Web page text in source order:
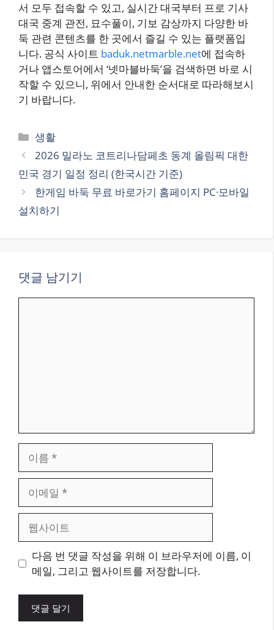
서 모두 접속할 수 있고, 실시간 대국부터 프로 기사
대국 중계 관전, 묘수풀이, 기보 감상까지 다양한 바
둑 관련 콘텐츠를 한 곳에서 즐길 수 있는 플랫폼입
니다. 공식 사이트 baduk.netmarble.net에 접속하
거나 앱스토어에서 ‘넷마블바둑’을 검색하면 바로 시
작할 수 있으니, 위에서 안내한 순서대로 따라해보시
기 바랍니다.
카
테
리
생활
2026 밀라노 코트리나담페초 동계 올림픽 대한
민국 경기 일정 정리 (한국시간 기준)
한게임 바둑 무료 바로가기 홈페이지 PC·모바일
설치하기
댓글 남기기
일
트
다음 번 댓글 작성을 위해 이 브라우저에 이름, 이
메일, 그리고 웹사이트를 저장합니다.